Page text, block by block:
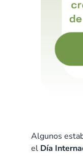
Algunos
el Día